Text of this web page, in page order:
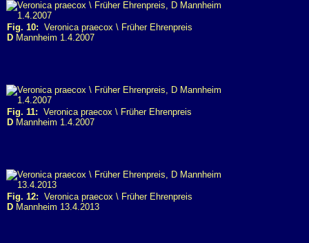
Fig. 10: Veronica praecox \ Früher Ehrenpreis
D Mannheim 1.4.2007
Fig. 11: Veronica praecox \ Früher Ehrenpreis
D Mannheim 1.4.2007
Fig. 12: Veronica praecox \ Früher Ehrenpreis
D Mannheim 13.4.2013